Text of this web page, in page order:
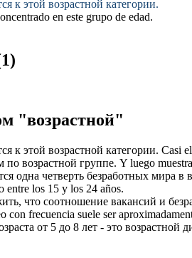
к этой возрастной категории.
en este grupo de edad.
"возрастной"
к этой возрастной категории. Casi
по возрастной группе. Y luego
одна четверть безработных мира в
entre los 15 y los 24 años.
что соотношение вакансий и
con frecuencia suele ser
от 5 до 8 лет - это возрастной